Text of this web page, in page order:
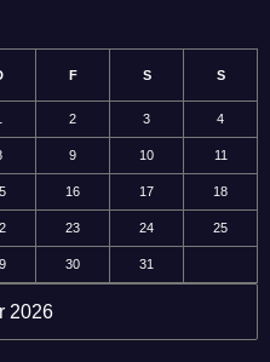
2026
F S S
2 3 4
9 10 11
16 17 18
23 24 25
30 31